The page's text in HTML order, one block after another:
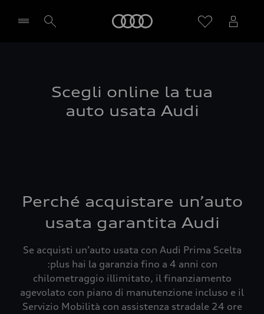
Scegli online la tua
auto usata Audi
Perché acquistare un’auto
usata garantita Audi
Se acquisti un’auto usata con Audi Prima Scelta
:plus hai la garanzia fino a 4 anni con
chilometraggio illimitato, il finanziamento
agevolato con piano di manutenzione incluso e il
Servizio Mobilità con assistenza stradale 24 ore